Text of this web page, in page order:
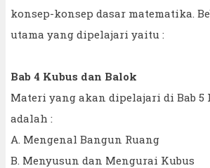
konsep-konsep dasar matematika.
utama yang dipelajari yaitu :
Bab 4 Kubus dan Balok
Materi yang akan dipelajari di Bab 5
adalah :
A. Mengenal Bangun Ruang
B. Menyusun dan Mengurai Kubus